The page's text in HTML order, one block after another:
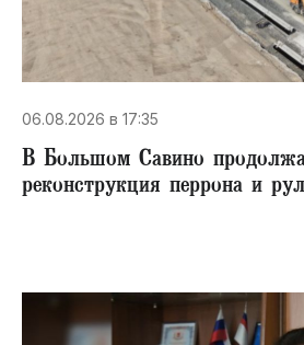
06.08.2026 в 17:35
В Большом Савино
реконструкция перрона и